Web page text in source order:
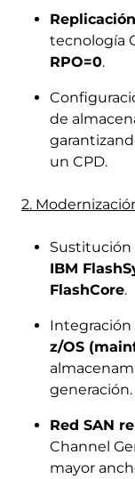
tecnología
RPO=0.
de
un CPD.
2.
Sustitución
IBM
FlashCore.
z/OS
generación.
Red SAN
Channel
mayor